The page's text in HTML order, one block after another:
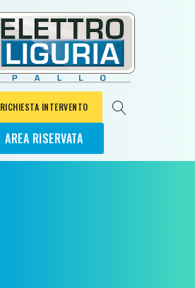
RICHIESTA INTERVENTO
AREA RISERVATA